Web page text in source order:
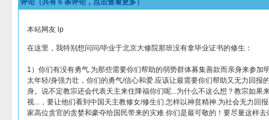
评论（共有 6 条评论，点击查看更多）
本站网友 lp
在这里，我特别想问问/毕业于北京大修院那班没有拿毕业证书的修生：
1）你们有没有勇气.为那些需要你们帮助的弱势群体募集善款而亲身来参加
太年轻/身强力壮，你们的勇气/信心和爱.应该让最需要你们帮助又无力回报
身。说不定教宗还会代表天主来住降福你们呢...为什么不这么想？教宗如果
视...，要让他们看到中国天主教修女/修生们.怎样以神贫精神.为社会无力回
家高位贪官的贪婪和豪夺给国民带来的灾难.你们是最可敬的！要尽量这样去